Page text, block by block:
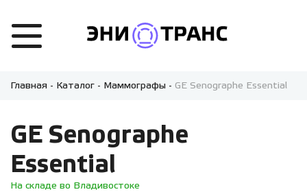
Главная - Каталог - Маммографы - GE Senographe Essential
GE Senographe
Essential
На складе во Владивостоке